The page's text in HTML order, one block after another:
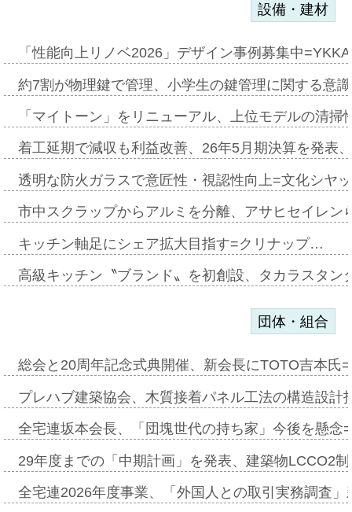
設備・建材
「性能向上リノベ2026」デザイン事例募集中
約7割が物理鍵で管理、小学生の鍵管理に関する意
「マイトーン」をリニューアル、上位モデルの清
着工延期で減収も利益改善、26年5月期決算を発表
透明な防火ガラスで意匠性・視認性向上=文化シヤ
市中スクラップからアルミを分離、アサヒセイレ
キッチン軸足にシェア拡大目指す=クリナップ…
高級キッチン〝ブランド〟を初創設、タカラスタ
団体・組合
総会と20周年記念式典開催、新会長にTOTO吉本氏
プレハブ建築協会、木質接着パネル工法の構造設
全宅連坂本会長、「団塊世代の持ち家」今後を懸
29年度までの「中期計画」を発表、建築物LCCO2
全宅連2026年度事業、「外国人との取引実務調査